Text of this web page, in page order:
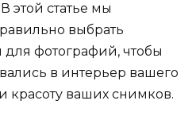
этой статье мы
выбрать
фотографий, чтобы
в интерьер вашего
красоту ваших снимков.